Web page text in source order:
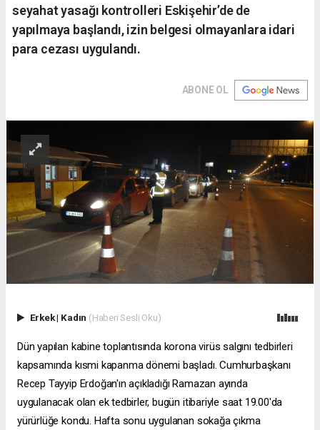
seyahat yasağı kontrolleri Eskişehir’de de
yapılmaya başlandı, izin belgesi olmayanlara idari
para cezası uygulandı.
ABONE OL
Erkek| Kadın (Haberi Sesli Oku)
Dün yapılan kabine toplantısında korona virüs salgını tedbirleri
kapsamında kısmi kapanma dönemi başladı. Cumhurbaşkanı
Recep Tayyip Erdoğan'ın açıkladığı Ramazan ayında
uygulanacak olan ek tedbirler, bugün itibariyle saat 19.00'da
yürürlüğe kondu. Hafta sonu uygulanan sokağa çıkma